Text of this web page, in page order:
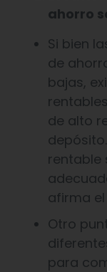
ahorro
Si bien
de
bajas,
de alto
rentable
afirma
Otro
para